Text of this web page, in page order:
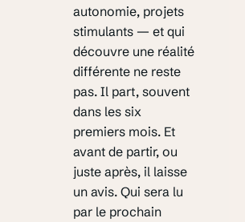
autonomie, projets
stimulants — et qui
découvre une réalité
différente ne reste
pas. Il part, souvent
dans les six
premiers mois. Et
avant de partir, ou
juste après, il laisse
un avis. Qui sera lu
par le prochain